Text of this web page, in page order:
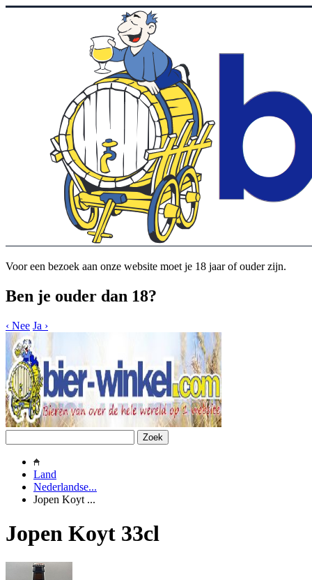
Voor een bezoek aan onze website moet je 18 jaar of ouder zijn.
Ben je ouder dan 18?
‹ Nee Ja ›
Land
Nederlandse...
Jopen Koyt ...
Jopen Koyt 33cl